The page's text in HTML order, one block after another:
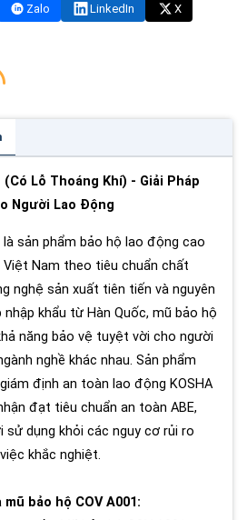
Zalo LinkedIn
X
(Có Lỗ Thoáng Khí) - Giải Pháp
Người Lao Động
là sản phẩm bảo hộ lao động cao
Nam theo tiêu chuẩn chất
nghệ sản xuất tiên tiến và nguyên
nhập khẩu từ Hàn Quốc, mũ bảo hộ
năng bảo vệ tuyệt vời cho người
nghề khác nhau. Sản phẩm
định an toàn lao động KOSHA
đạt tiêu chuẩn an toàn ABE,
dụng khỏi các nguy cơ rủi ro
khắc nghiệt.
bảo hộ COV A001: